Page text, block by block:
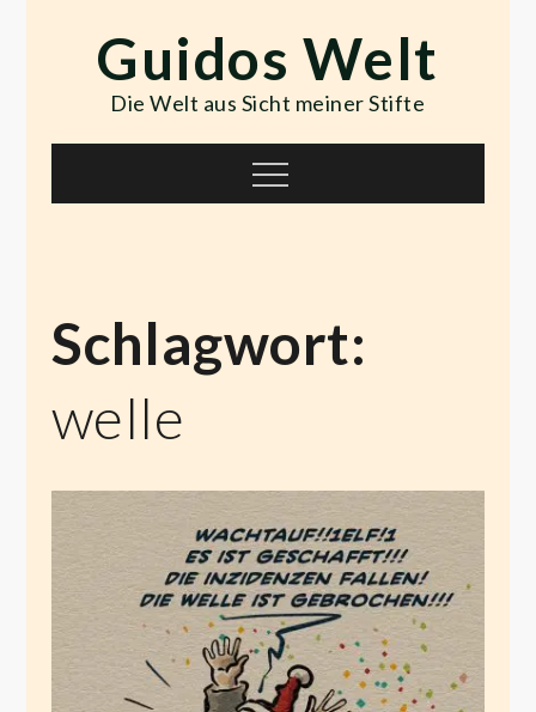
contentGuidos Welt
Die Welt aus Sicht meiner Stifte
Menu
Schlagwort:
welle
Die Welle ist tot! Es